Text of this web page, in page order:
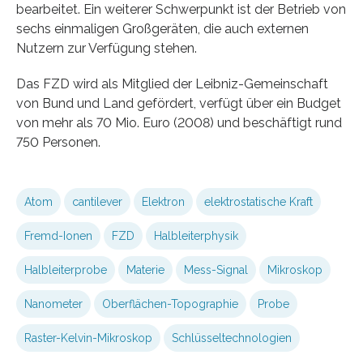
bearbeitet. Ein weiterer Schwerpunkt ist der Betrieb von
sechs einmaligen Großgeräten, die auch externen
Nutzern zur Verfügung stehen.
Das FZD wird als Mitglied der Leibniz-Gemeinschaft
von Bund und Land gefördert, verfügt über ein Budget
von mehr als 70 Mio. Euro (2008) und beschäftigt rund
750 Personen.
Atom cantilever Elektron elektrostatische Kraft
Fremd-Ionen FZD Halbleiterphysik
Halbleiterprobe Materie Mess-Signal Mikroskop
Nanometer Oberflächen-Topographie Probe
Raster-Kelvin-Mikroskop Schlüsseltechnologien